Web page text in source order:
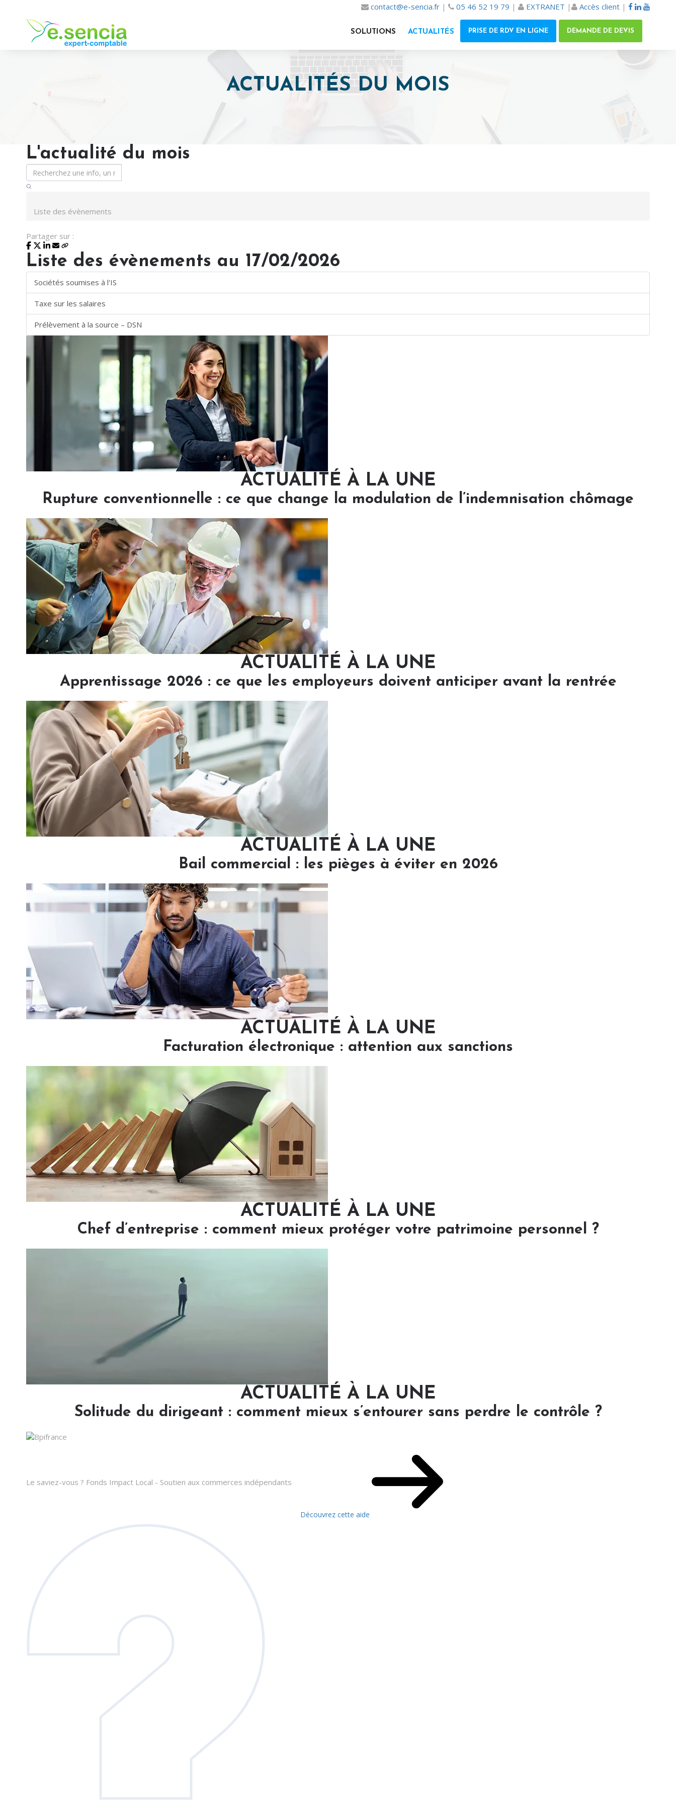
contact@e-sencia.fr | 05 46 52 19 79 | EXTRANET | Accès client |
SOLUTIONS ACTUALITÉS PRISE DE RDV EN LIGNE DEMANDE DE DEVIS
ACTUALITÉS DU MOIS
L'actualité du mois
Liste des évènements
Partager sur :
Liste des évènements au 17/02/2026
Sociétés soumises à l'IS
Taxe sur les salaires
Prélèvement à la source – DSN
ACTUALITÉ À LA UNE
Rupture conventionnelle : ce que change la modulation de l’indemnisation chômage
ACTUALITÉ À LA UNE
Apprentissage 2026 : ce que les employeurs doivent anticiper avant la rentrée
ACTUALITÉ À LA UNE
Bail commercial : les pièges à éviter en 2026
ACTUALITÉ À LA UNE
Facturation électronique : attention aux sanctions
ACTUALITÉ À LA UNE
Chef d’entreprise : comment mieux protéger votre patrimoine personnel ?
ACTUALITÉ À LA UNE
Solitude du dirigeant : comment mieux s’entourer sans perdre le contrôle ?
Le saviez-vous ? Fonds Impact Local - Soutien aux commerces indépendants
Découvrez cette aide